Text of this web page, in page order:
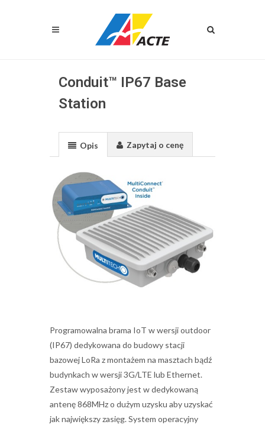
Conduit™ IP67 Base
Station
Opis Zapytaj o cenę
Programowalna brama IoT w wersji outdoor
(IP67) dedykowana do budowy stacji
bazowej LoRa z montażem na masztach bądź
budynkach w wersji 3G/LTE lub Ethernet.
Zestaw wyposażony jest w dedykowaną
antenę 868MHz o dużym uzysku aby uzyskać
jak największy zasięg. System operacyjny